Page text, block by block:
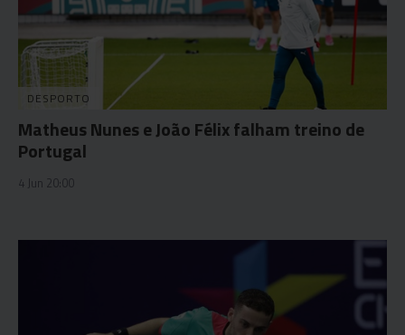
DESPORTO
Matheus Nunes e João Félix falham treino de
Portugal
4 Jun 20:00